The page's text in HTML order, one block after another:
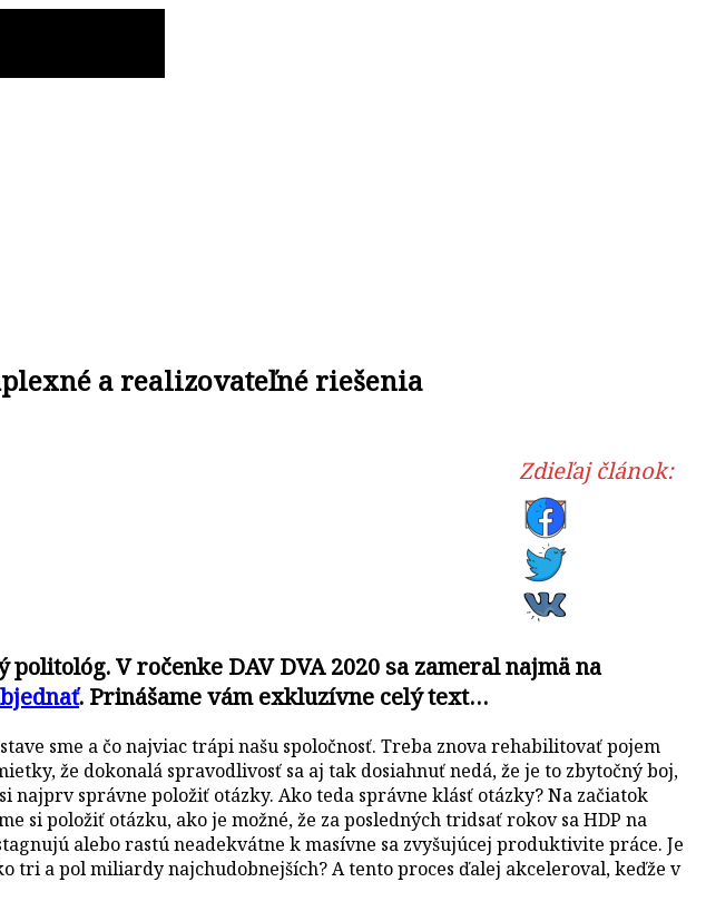
a realizovateľné riešenia
Zdieľaj článok:
V ročenke DAV DVA 2020 sa zameral najmä na
. Prinášame vám exkluzívne celý text…
sme a čo najviac trápi našu spoločnosť. Treba znova rehabilitovať pojem
že dokonalá spravodlivosť sa aj tak dosiahnuť nedá, že je to zbytočný boj,
správne položiť otázky. Ako teda správne klásť otázky? Na začiatok
položiť otázku, ako je možné, že za posledných tridsať rokov sa HDP na
alebo rastú neadekvátne k masívne sa zvyšujúcej produktivite práce. Je
tri a pol miliardy najchudobnejších? A tento proces ďalej akceleroval, keďže v